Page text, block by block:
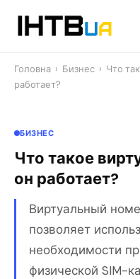
Головна › Бизнес › Что
работает?
БИЗНЕС
Что такое
он работает?
Виртуальный
позволяет
необходимости
физической SIM-